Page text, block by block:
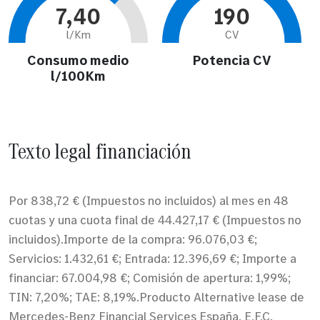
7,40
l/Km
Consumo medio
l/100Km
190
CV
Potencia CV
Texto legal financiación
Por 838,72 € (Impuestos no incluidos) al mes en 48
cuotas y una cuota final de 44.427,17 € (Impuestos no
incluidos).Importe de la compra: 96.076,03 €;
Servicios: 1.432,61 €; Entrada: 12.396,69 €; Importe a
financiar: 67.004,98 €; Comisión de apertura: 1,99%;
TIN: 7,20%; TAE: 8,19%.Producto Alternative lease de
Mercedes-Benz Financial Services España, E.F.C.